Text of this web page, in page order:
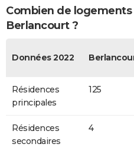
Combien de
Berlancourt ?
Données 2022
Résidences
principales
125
Résidences
secondaires
4